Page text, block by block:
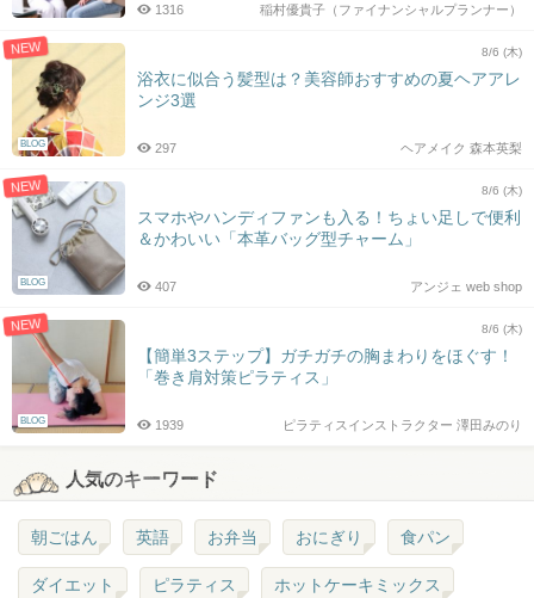
稲村優貴子（ファイナンシャルプランナー）
1316
NEW
BLOG
8/6 (木)
浴衣に似合う髪型は？美容師おすすめの夏ヘアアレ
ンジ3選
ヘアメイク 森本英梨
297
NEW
BLOG
8/6 (木)
スマホやハンディファンも入る！ちょい足しで便利
＆かわいい「本革バッグ型チャーム」
アンジェ web shop
407
NEW
BLOG
8/6 (木)
【簡単3ステップ】ガチガチの胸まわりをほぐす！
「巻き肩対策ピラティス」
ピラティスインストラクター 澤田みのり
1939
人気のキーワード
朝ごはん 英語 お弁当 おにぎり 食パン
ダイエット ピラティス ホットケーキミックス